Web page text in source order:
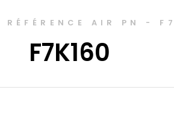
RÉFÉRENCE AIR PN -
F7K160